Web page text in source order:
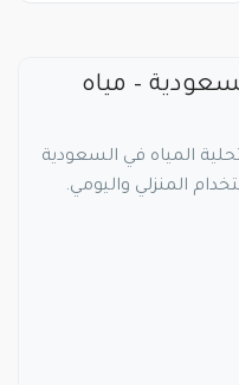
– مياه
المياه في السعودية
المنزلي واليومي.